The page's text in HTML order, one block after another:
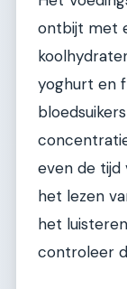
ontbijt met
yoghurt en
even de tijd
het lezen
het
controleer